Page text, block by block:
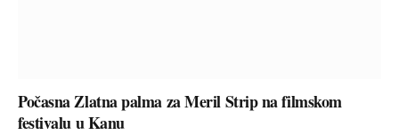
Počasna Zlatna palma za Meril Strip na filmskom
festivalu u Kanu